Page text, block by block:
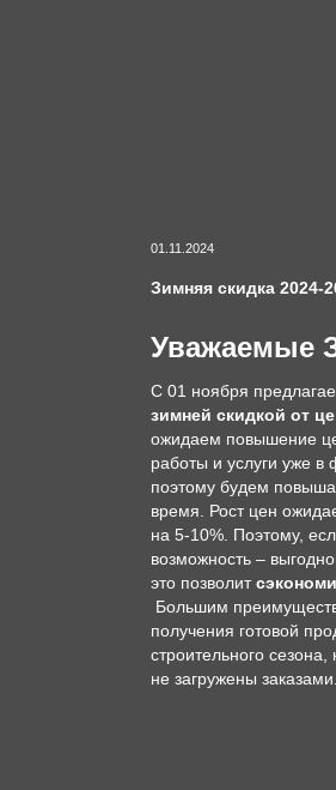
01.11.2024
Зимняя скидка 2024-
Уважаемые
С 01 ноября
зимней скидкой от
ожидаем повышение
работы и услуги уже в
поэтому будем
время. Рост цен
на 5-10%. Поэтому,
возможность –
это позволит
Большим
получения готовой
строительного
не загружены заказами.